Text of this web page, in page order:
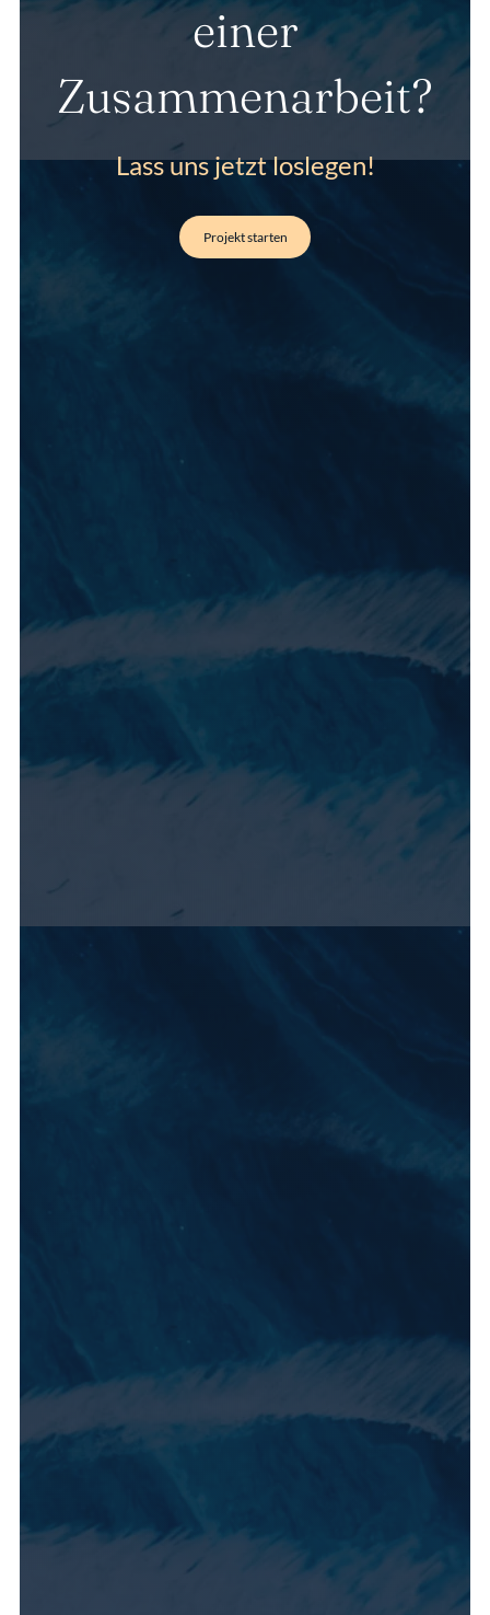
einer
Zusammenarbeit?
Lass uns jetzt loslegen!
Projekt starten